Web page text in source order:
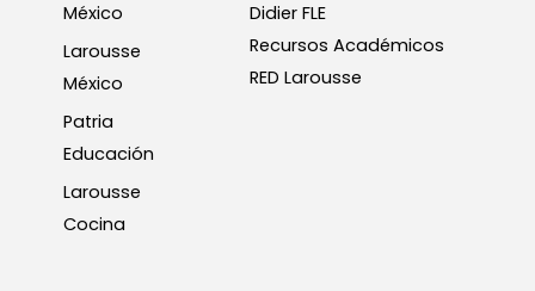
México
Larousse
México
Patria
Educación
Larousse
Cocina
Didier FLE
Recursos Académicos
RED Larousse